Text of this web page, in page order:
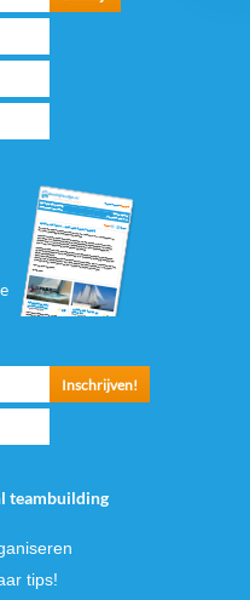
teambuilding
tips!